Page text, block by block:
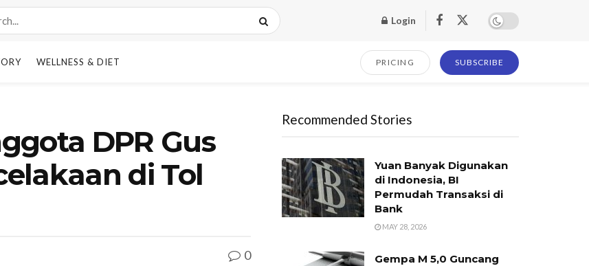
Login
WELLNESS & DIET PRICING SUBSCRIBE
DPR Gus
di Tol
0
Recommended Stories
Yuan Banyak Digunakan
di Indonesia, BI
Permudah Transaksi di
Bank
MAY 28, 2026
Gempa M 5,0 Guncang